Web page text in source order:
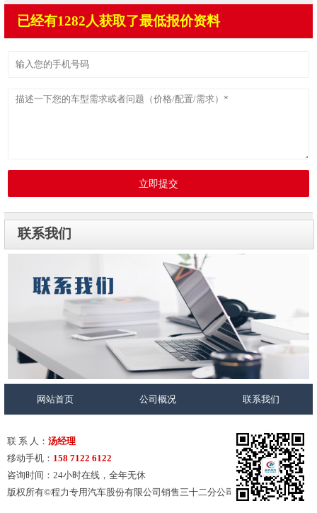
已经有1282人获取了最低报价资料
立即提交
联系我们
网站首页 公司概况 联系我们
联 系 人： 汤经理
移动手机： 158 7122 6122
咨询时间：24小时在线，全年无休
版权所有©程力专用汽车股份有限公司销售三十二分公司